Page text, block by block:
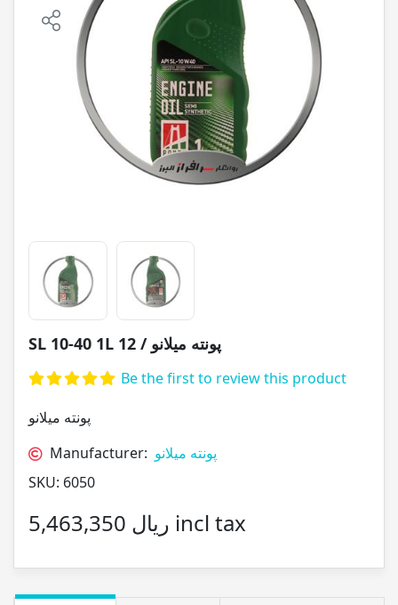
SL 10-40 1L پونته میلانو / 12
Be the first to review this product
پونته میلانو
Manufacturer: پونته میلانو
SKU: 6050
5,463,350 ریال incl tax